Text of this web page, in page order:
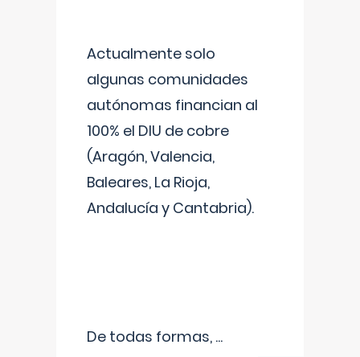
Actualmente solo
algunas comunidades
autónomas financian al
100% el DIU de cobre
(Aragón, Valencia,
Baleares, La Rioja,
Andalucía y Cantabria).
De todas formas, ...